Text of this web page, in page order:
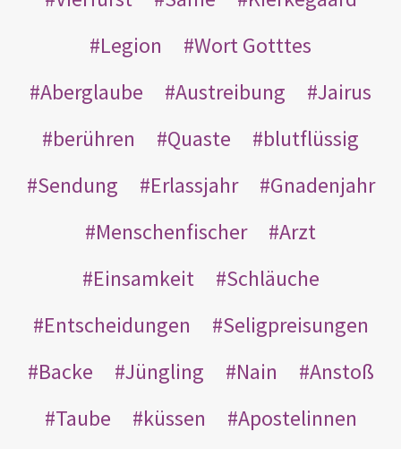
Legion
Wort Gotttes
Aberglaube
Austreibung
Jairus
berühren
Quaste
blutflüssig
Sendung
Erlassjahr
Gnadenjahr
Menschenfischer
Arzt
Einsamkeit
Schläuche
Entscheidungen
Seligpreisungen
Backe
Jüngling Nain
Anstoß
Taube
küssen
Apostelinnen